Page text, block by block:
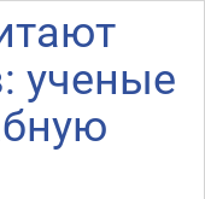
ученые